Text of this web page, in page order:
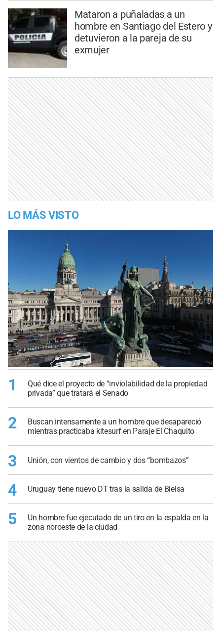
Mataron a puñaladas a un
hombre en Santiago del Estero y
detuvieron a la pareja de su
exmujer
LO MÁS VISTO
1
Qué dice el proyecto de “inviolabilidad de la propiedad
privada” que tratará el Senado
2
Buscan intensamente a un hombre que desapareció
mientras practicaba kitesurf en Paraje El Chaquito
3 Unión, con vientos de cambio y dos “bombazos”
4 Uruguay tiene nuevo DT tras la salida de Bielsa
5
Un hombre fue ejecutado de un tiro en la espalda en la
zona noroeste de la ciudad